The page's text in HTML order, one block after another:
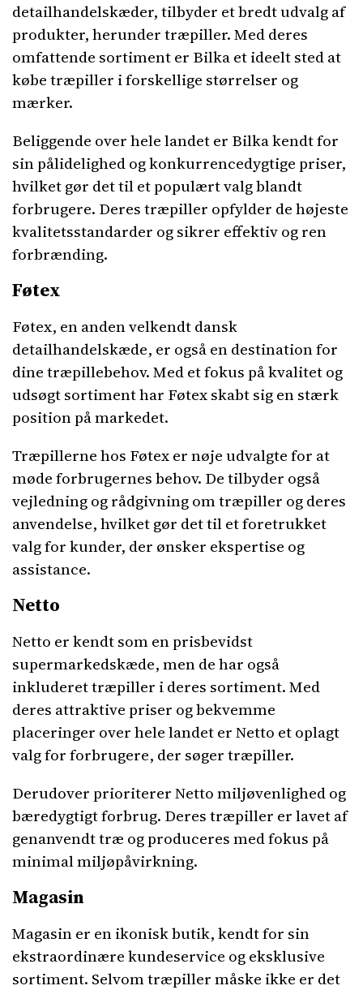
detailhandelskæder, tilbyder et bredt udvalg af
produkter, herunder træpiller. Med deres
omfattende sortiment er Bilka et ideelt sted at
købe træpiller i forskellige størrelser og
mærker.
Beliggende over hele landet er Bilka kendt for
sin pålidelighed og konkurrencedygtige priser,
hvilket gør det til et populært valg blandt
forbrugere. Deres træpiller opfylder de højeste
kvalitetsstandarder og sikrer effektiv og ren
forbrænding.
Føtex
Føtex, en anden velkendt dansk
detailhandelskæde, er også en destination for
dine træpillebehov. Med et fokus på kvalitet og
udsøgt sortiment har Føtex skabt sig en stærk
position på markedet.
Træpillerne hos Føtex er nøje udvalgte for at
møde forbrugernes behov. De tilbyder også
vejledning og rådgivning om træpiller og deres
anvendelse, hvilket gør det til et foretrukket
valg for kunder, der ønsker ekspertise og
assistance.
Netto
Netto er kendt som en prisbevidst
supermarkedskæde, men de har også
inkluderet træpiller i deres sortiment. Med
deres attraktive priser og bekvemme
placeringer over hele landet er Netto et oplagt
valg for forbrugere, der søger træpiller.
Derudover prioriterer Netto miljøvenlighed og
bæredygtigt forbrug. Deres træpiller er lavet af
genanvendt træ og produceres med fokus på
minimal miljøpåvirkning.
Magasin
Magasin er en ikonisk butik, kendt for sin
ekstraordinære kundeservice og eksklusive
sortiment. Selvom træpiller måske ikke er det